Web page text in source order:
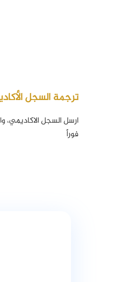
ترجمة السجل
ارسل السجل الاكاديمي،
فوراً